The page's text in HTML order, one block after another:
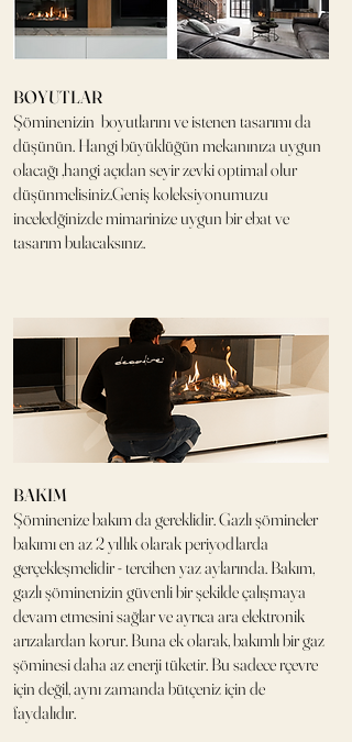
BOYUTLAR
Şöminenizin boyutlarını ve istenen tasarımı da
düşünün. Hangi büyüklüğün mekanınıza uygun
olacağı ,hangi açıdan seyir zevki optimal olur
düşünmelisiniz.Geniş koleksiyonumuzu
inceledğinizde mimarinize uygun bir ebat ve
tasarım bulacaksınız.
BAKIM
Şöminenize bakım da gereklidir. Gazlı şömineler
bakımı en az 2 yıllık olarak periyodlarda
gerçekleşmelidir - tercihen yaz aylarında. Bakım,
gazlı şöminenizin güvenli bir şekilde çalışmaya
devam etmesini sağlar ve ayrıca ara elektronik
arızalardan korur. Buna ek olarak, bakımlı bir gaz
şöminesi daha az enerji tüketir. Bu sadece rçevre
için değil, aynı zamanda bütçeniz için de
faydalıdır.